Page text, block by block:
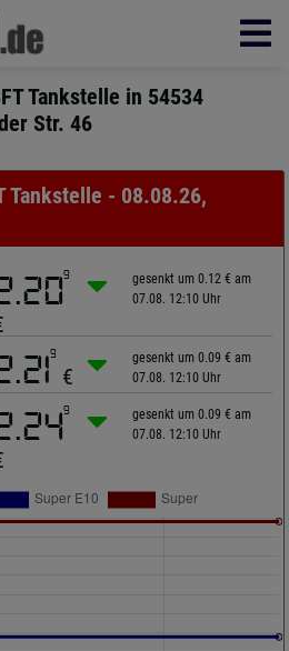
Tankstelle in 54534
Str. 46
- 08.08.26,
9
gesenkt um 0.12 € am
07.08. 12:10 Uhr
9
€
gesenkt um 0.09 € am
07.08. 12:10 Uhr
9
gesenkt um 0.09 € am
07.08. 12:10 Uhr